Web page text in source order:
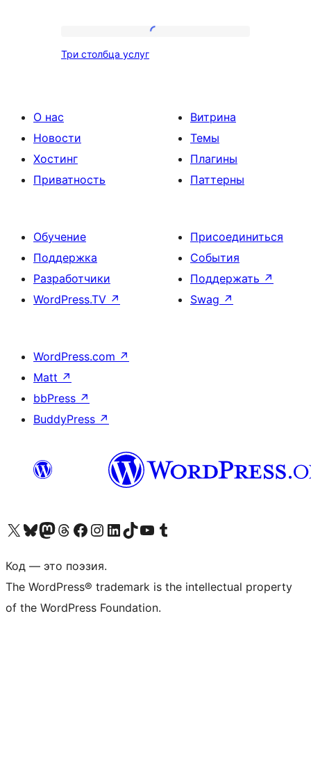
заголовком
Три столбца услуг
О нас
Новости
Хостинг
Приватность
Витрина
Темы
Плагины
Паттерны
Обучение
Поддержка
Разработчики
WordPress.TV ↗
Присоединиться
События
Поддержать ↗
Swag ↗
WordPress.com ↗
Matt ↗
bbPress ↗
BuddyPress ↗
Посетите нас в X (ранее Twitter)
Посетите нашу учётную запись в Bluesky
Посетите нашу ленту в Mastodon
Посетите нашу учётную запись в Threads
Посетите нашу страницу на Facebook
Посетите наш Instagram
Посетите нашу страницу в LinkedIn
Посетите нашу учётную запись в TikTok
Посетите наш канал YouTube
Посетите нашу учётную запись в Tumblr
Код — это поэзия.
The WordPress® trademark is the intellectual property
of the WordPress Foundation.